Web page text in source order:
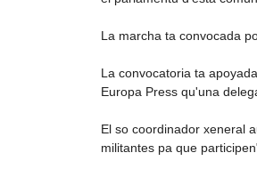
La marcha ta convocada
La convocatoria ta
Europa Press qu'una
El so coordinador xeneral
militantes pa que